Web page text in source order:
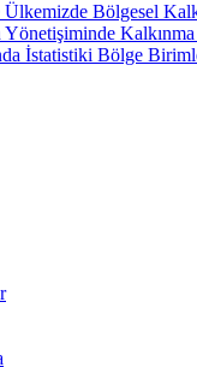
Bölgesel
Yönetişiminde Kalkınma
İstatistiki Bölge